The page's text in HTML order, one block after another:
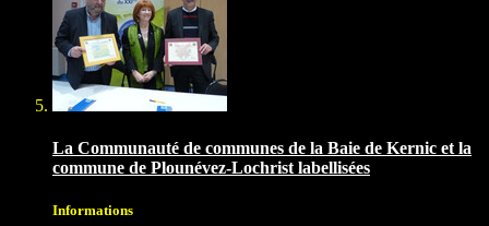
La Communauté de communes de la Baie de Kernic et la
commune de Plounévez-Lochrist labellisées
Informations